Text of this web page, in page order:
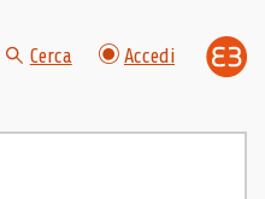
Cerca Accedi